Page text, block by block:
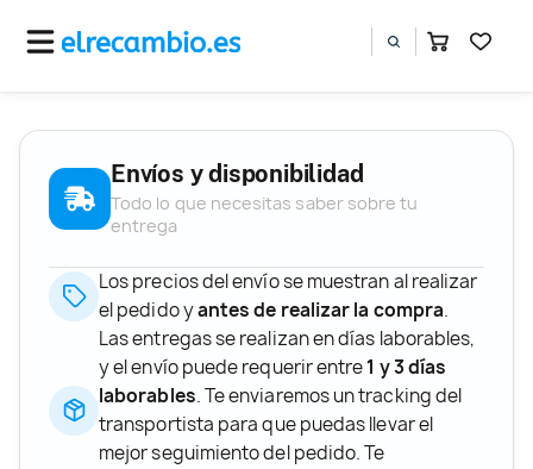
Envíos y disponibilidad
Todo lo que necesitas saber sobre tu
entrega
Los precios del envío se muestran al realizar
el pedido yantes de realizar la compra.
Las entregas se realizan en días laborables,
y el envío puede requerir entre1 y 3 días
laborables. Te enviaremos un tracking del
transportista para que puedas llevar el
mejor seguimiento del pedido. Te